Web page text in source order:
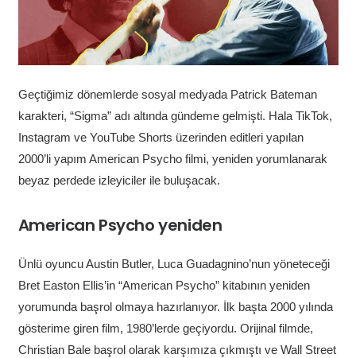
Geçtiğimiz dönemlerde sosyal medyada Patrick Bateman
karakteri, “Sigma” adı altında gündeme gelmişti. Hala TikTok,
Instagram ve YouTube Shorts üzerinden editleri yapılan
2000’li yapım American Psycho filmi, yeniden yorumlanarak
beyaz perdede izleyiciler ile buluşacak.
American Psycho yeniden
Ünlü oyuncu Austin Butler, Luca Guadagnino’nun yöneteceği
Bret Easton Ellis’in “American Psycho” kitabının yeniden
yorumunda başrol olmaya hazırlanıyor. İlk başta 2000 yılında
gösterime giren film, 1980’lerde geçiyordu. Orijinal filmde,
Christian Bale başrol olarak karşımıza çıkmıştı ve Wall Street